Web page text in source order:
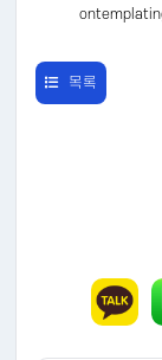
목록